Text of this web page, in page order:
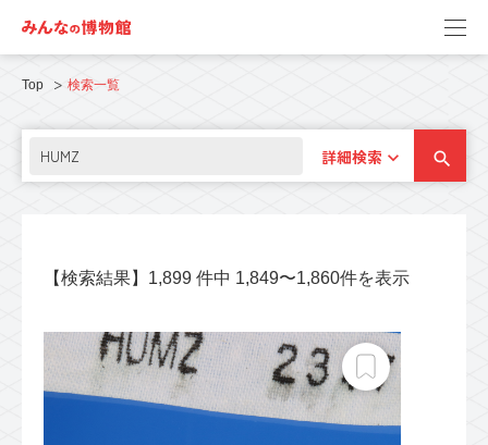
Top 検索一覧
詳細検索
【検索結果】1,899 件中 1,849〜1,860件を表示